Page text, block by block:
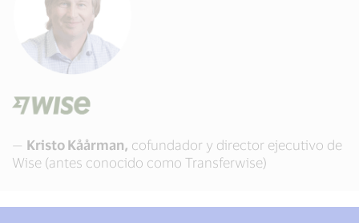
Kristo Kåårman, cofundador y director ejecutivo de
Wise (antes conocido como Transferwise)